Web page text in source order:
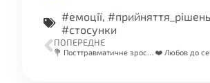
#емоції, #прийняття_рішень
#стосунки
ПОПЕРЕДНЄ
💐 Посттравматичне зростання: як криза може змінити тебе на краще